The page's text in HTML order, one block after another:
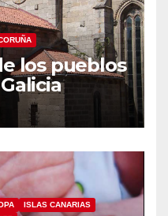
los pueblos
ISLAS CANARIAS